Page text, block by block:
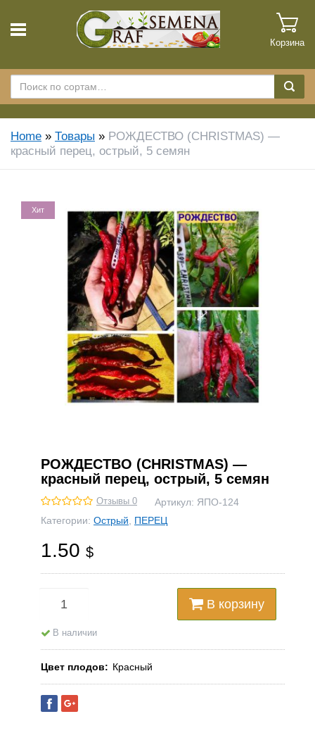
Корзина
Home » Товары » РОЖДЕСТВО (CHRISTMAS) —
красный перец, острый, 5 семян
Хит
РОЖДЕСТВО (CHRISTMAS) —
красный перец, острый, 5 семян
Отзывы 0 Артикул: ЯПО-124
Категории: Острый ПЕРЕЦ
1.50 $
В корзину
В наличии
Цвет плодов Красный